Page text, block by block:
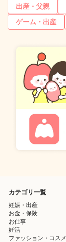
出産・父親
ゲーム・出産
カテゴリ一覧
妊娠・出産
お金・保険
お仕事
妊活
ファッション・コスメ